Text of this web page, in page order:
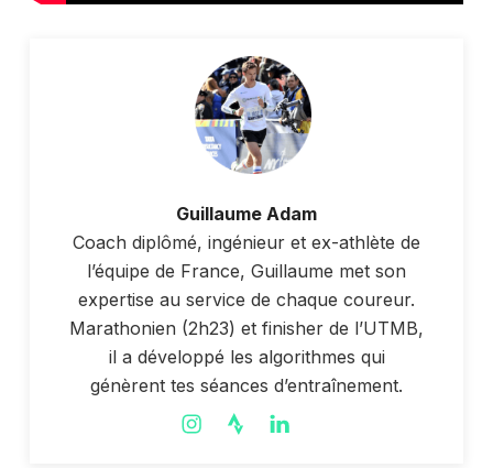
Guillaume Adam
Coach diplômé, ingénieur et ex-athlète de
l’équipe de France, Guillaume met son
expertise au service de chaque coureur.
Marathonien (2h23) et finisher de l’UTMB,
il a développé les algorithmes qui
génèrent tes séances d’entraînement.